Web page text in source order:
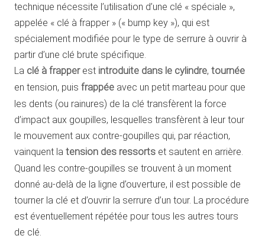
technique nécessite l’utilisation d’une clé « spéciale »,
appelée « clé à frapper » (« bump key »), qui est
spécialement modifiée pour le type de serrure à ouvrir à
partir d’une clé brute spécifique.
La clé à frapperest introduite dans le cylindre, tournée
en tension, puis frappée avec un petit marteau pour que
les dents (ou rainures) de la clé transfèrent la force
d’impact aux goupilles, lesquelles transfèrent à leur tour
le mouvement aux contre-goupilles qui, par réaction,
vainquent la tension des ressorts et sautent en arrière.
Quand les contre-goupilles se trouvent à un moment
donné au-delà de la ligne d’ouverture, il est possible de
tourner la clé et d’ouvrir la serrure d’un tour. La procédure
est éventuellement répétée pour tous les autres tours
de clé.